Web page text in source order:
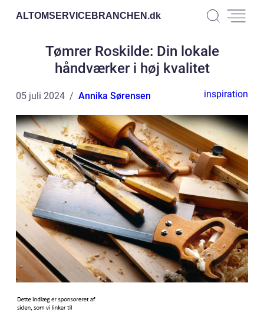
ALTOMSERVICEBRANCHEN.dk
Tømrer Roskilde: Din lokale
håndværker i høj kvalitet
05 juli 2024 Annika Sørensen inspiration